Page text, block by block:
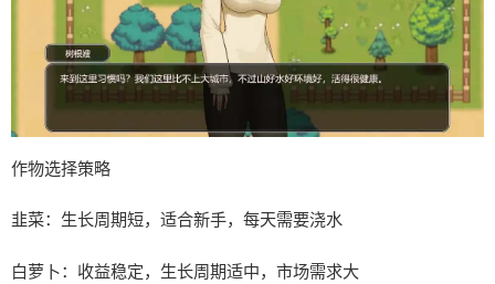
作物选择策略
韭菜：生长周期短，适合新手，每天需要浇水
白萝卜：收益稳定，生长周期适中，市场需求大